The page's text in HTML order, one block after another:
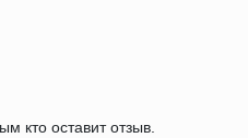
кто оставит отзыв.